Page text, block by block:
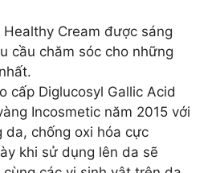
Cream được sáng
cầu chăm sóc cho những
cấp Diglucosyl Gallic Acid
Incosmetic năm 2015 với
da, chống oxi hóa cực
khi sử dụng lên da sẽ